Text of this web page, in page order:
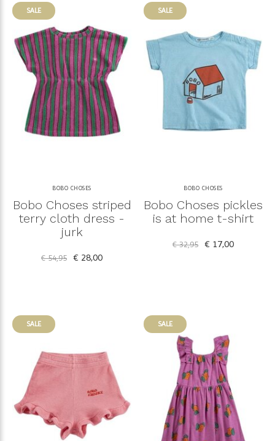
SALE
BOBO CHOSES
Bobo Choses striped
terry cloth dress -
jurk
€ 54,95 € 28,00
SALE
BOBO CHOSES
Bobo Choses pickles
is at home t-shirt
€ 32,95 € 17,00
SALE SALE